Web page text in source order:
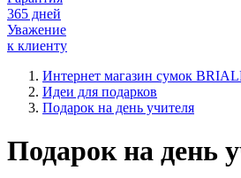
365 дней
Уважение
к клиенту
Интернет магазин сумок
Идеи для подарков
Подарок на день учителя
Подарок на день